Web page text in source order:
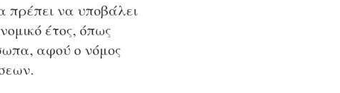
πρέπει να υποβάλει
έτος, όπως
αφού ο νόμος